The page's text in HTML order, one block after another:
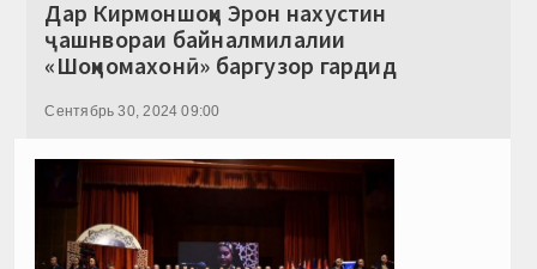
Дар Кирмоншоҳи Эрон нахустин
ҷашнвораи байналмилалии
«Шоҳномахонӣ» баргузор гардид
Сентябрь 30, 2024 09:00